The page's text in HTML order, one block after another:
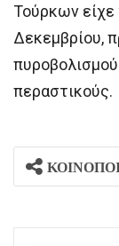
Τούρκων είχε
Δεκεμβρίου,
περαστικούς.